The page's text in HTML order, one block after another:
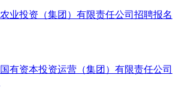
业投资（集团）有限责任公司招聘报名
有资本投资运营（集团）有限责任公司